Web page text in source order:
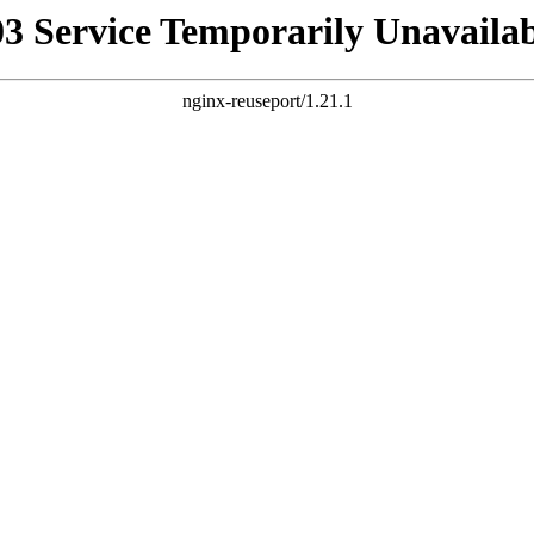
Service Temporarily
nginx-reuseport/1.21.1